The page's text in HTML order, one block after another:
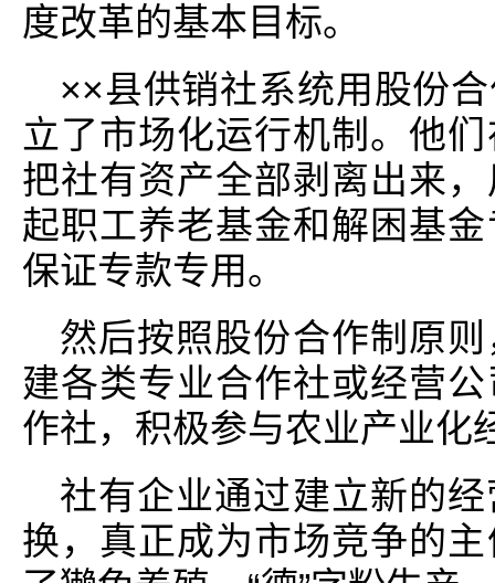
度改革的基本目标。
××县供销社系统用股份
立了市场化运行机制。他
把社有资产全部剥离出来
起职工养老基金和解困基
保证专款专用。
然后按照股份合作制原
建各类专业合作社或经营
作社，积极参与农业产业化
社有企业通过建立新的
换，真正成为市场竞争的